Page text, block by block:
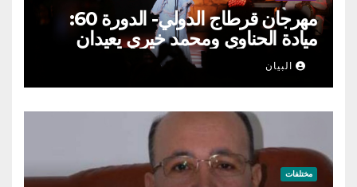
مهرجان قرطاج الدولي- الدورة 60:
ميادة الحناوي ومحمد خيري يعيدان
الطرب السوري إلى ركح قرطاج
البيان
مختلفات